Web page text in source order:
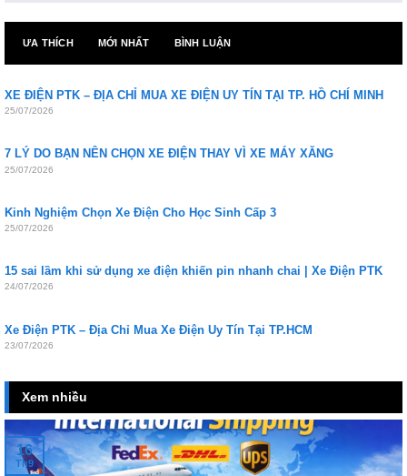
ƯA THÍCH MỚI NHẤT BÌNH LUẬN
XE ĐIỆN PTK – ĐỊA CHỈ MUA XE ĐIỆN UY TÍN TẠI TP. HỒ CHÍ MINH
25/07/2026
7 LÝ DO BẠN NÊN CHỌN XE ĐIỆN THAY VÌ XE MÁY XĂNG
25/07/2026
Kinh Nghiệm Chọn Xe Điện Cho Học Sinh Cấp 3
25/07/2026
15 sai lầm khi sử dụng xe điện khiến pin nhanh chai | Xe Điện PTK
24/07/2026
Xe Điện PTK – Địa Chỉ Mua Xe Điện Uy Tín Tại TP.HCM
23/07/2026
Xem nhiều
16
Th9